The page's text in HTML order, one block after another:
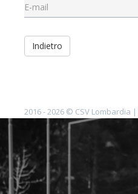
Indietro
2016 - 2026 © CSV Lombardia |